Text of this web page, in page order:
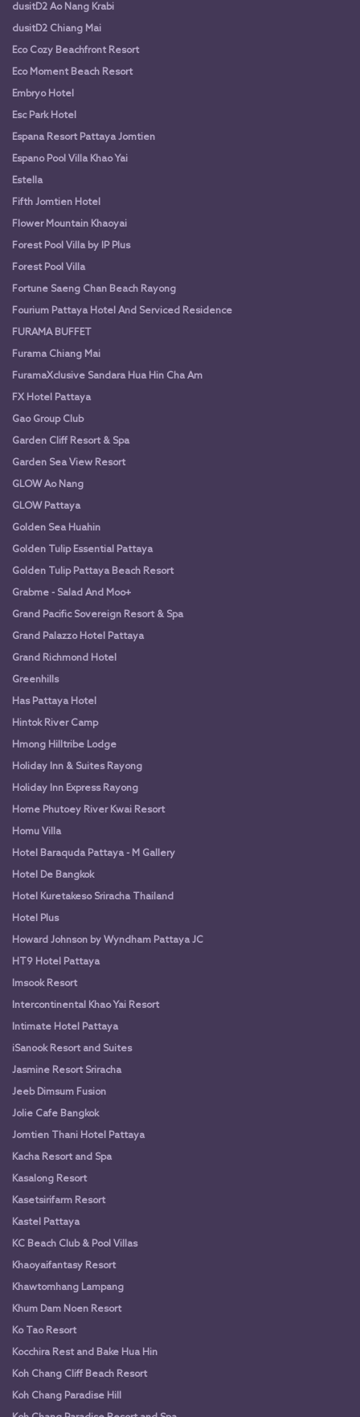
dusitD2 Ao Nang Krabi
dusitD2 Chiang Mai
Eco Cozy Beachfront Resort
Eco Moment Beach Resort
Embryo Hotel
Esc Park Hotel
Espana Resort Pattaya Jomtien
Espano Pool Villa Khao Yai
Estella
Fifth Jomtien Hotel
Flower Mountain Khaoyai
Forest Pool Villa by IP Plus
Forest Pool Villa
Fortune Saeng Chan Beach Rayong
Fourium Pattaya Hotel And Serviced Residence
FURAMA BUFFET
Furama Chiang Mai
FuramaXclusive Sandara Hua Hin Cha Am
FX Hotel Pattaya
Gao Group Club
Garden Cliff Resort & Spa
Garden Sea View Resort
GLOW Ao Nang
GLOW Pattaya
Golden Sea Huahin
Golden Tulip Essential Pattaya
Golden Tulip Pattaya Beach Resort
Grabme - Salad And Moo+
Grand Pacific Sovereign Resort & Spa
Grand Palazzo Hotel Pattaya
Grand Richmond Hotel
Greenhills
Has Pattaya Hotel
Hintok River Camp
Hmong Hilltribe Lodge
Holiday Inn & Suites Rayong
Holiday Inn Express Rayong
Home Phutoey River Kwai Resort
Homu Villa
Hotel Baraquda Pattaya - M Gallery
Hotel De Bangkok
Hotel Kuretakeso Sriracha Thailand
Hotel Plus
Howard Johnson by Wyndham Pattaya JC
HT9 Hotel Pattaya
Imsook Resort
Intercontinental Khao Yai Resort
Intimate Hotel Pattaya
iSanook Resort and Suites
Jasmine Resort Sriracha
Jeeb Dimsum Fusion
Jolie Cafe Bangkok
Jomtien Thani Hotel Pattaya
Kacha Resort and Spa
Kasalong Resort
Kasetsirifarm Resort
Kastel Pattaya
KC Beach Club & Pool Villas
Khaoyaifantasy Resort
Khawtomhang Lampang
Khum Dam Noen Resort
Ko Tao Resort
Kocchira Rest and Bake Hua Hin
Koh Chang Cliff Beach Resort
Koh Chang Paradise Hill